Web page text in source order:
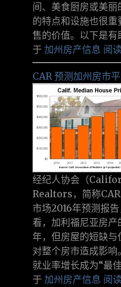
间、美食厨房或美
的特点和设施也很
售的价值。以下是有
于 加州房产信息 阅
CAR 预测加州房市
经纪人协会（
Realtors，简称
市场2016年预测报
看，加利福尼亚房产
年，但房屋的短缺
对整个房市造成影
就业率增长成为“最
于 加州房产信息 阅